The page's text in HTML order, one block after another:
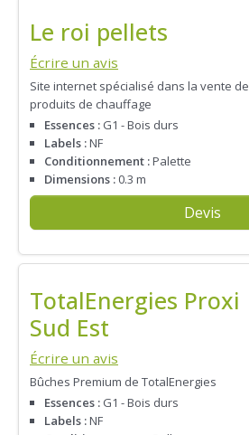
Le roi pellets
Écrire un avis
Site internet spécialisé dans la vente de
produits de chauffage
Essences : G1 - Bois durs
Labels :NF
Conditionnement :Palette
Dimensions : 0.3 m
Devis
TotalEnergies Proxi
Sud Est
Écrire un avis
Bûches Premium de TotalEnergies
Essences : G1 - Bois durs
Labels :NF